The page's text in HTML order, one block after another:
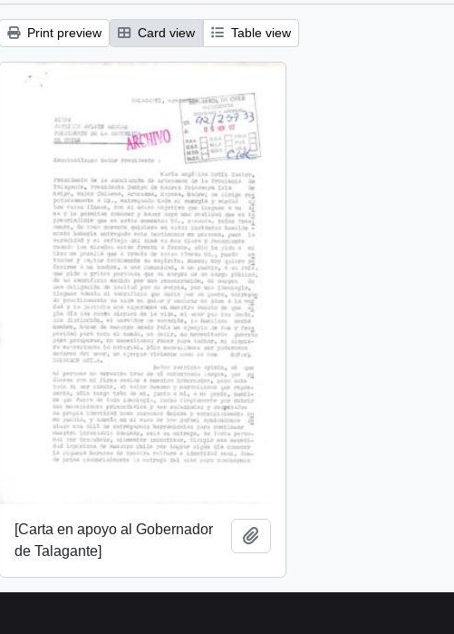
Print preview Card view Table view
[Carta en apoyo al Gobernador
de Talagante]